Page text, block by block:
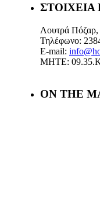
ΣΤΟΙΧΕΙΑ
Λουτρά Πόζαρ,
Τηλέφωνο:
E-mail:
ΜΗΤΕ:
ON THE